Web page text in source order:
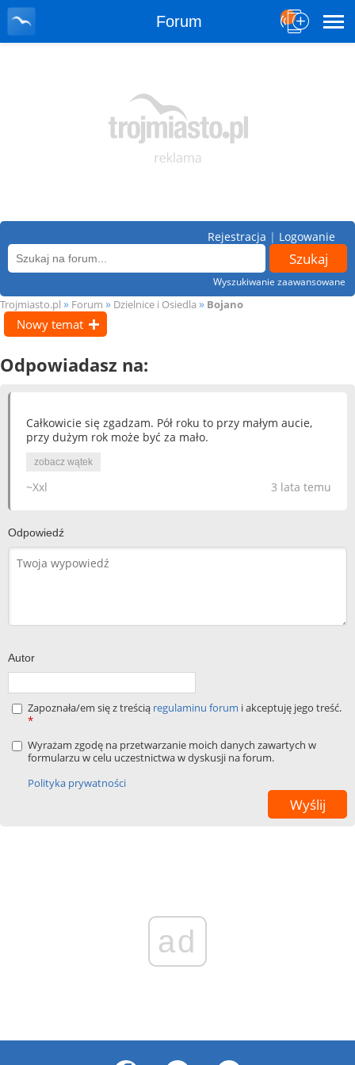
Forum
Wyszukiwanie zaawansowane
Rejestracja | Logowanie
Trojmiasto.pl » Forum » Dzielnice i Osiedla » Bojano
Nowy temat
Odpowiadasz na:
Całkowicie się zgadzam. Pół roku to przy małym aucie,
przy dużym rok może być za mało.
zobacz wątek
3 lata temu
~Xxl
Odpowiedź
Autor
Zapoznała/em się z treścią regulaminu forum i akceptuję jego treść.
*
Wyrażam zgodę na przetwarzanie moich danych zawartych w
formularzu w celu uczestnictwa w dyskusji na forum.
Polityka prywatności
ad